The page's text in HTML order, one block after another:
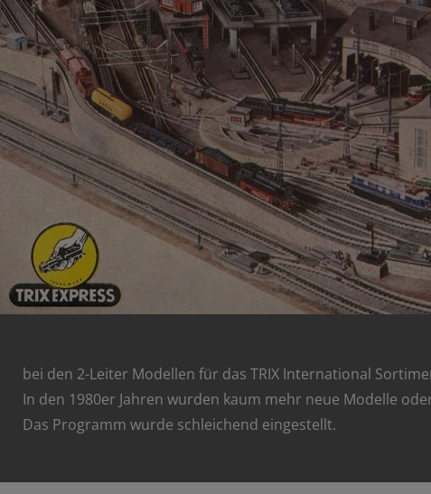
bei den 2-Leiter Modellen für das TRIX International
In den 1980er Jahren wurden kaum mehr neue Modelle
Das Programm wurde schleichend eingestellt.